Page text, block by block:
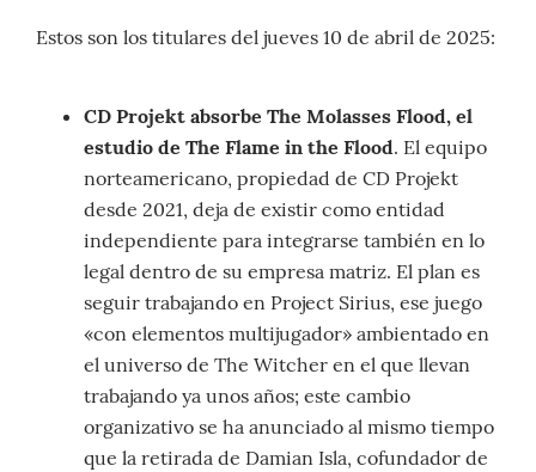
Estos son los titulares del jueves 10 de abril de 2025:
CD Projekt absorbe The Molasses Flood, el
estudio de The Flame in the Flood. El equipo
norteamericano, propiedad de CD Projekt
desde 2021, deja de existir como entidad
independiente para integrarse también en lo
legal dentro de su empresa matriz. El plan es
seguir trabajando en Project Sirius, ese juego
«con elementos multijugador» ambientado en
el universo de The Witcher en el que llevan
trabajando ya unos años; este cambio
organizativo se ha anunciado al mismo tiempo
que la retirada de Damian Isla, cofundador de